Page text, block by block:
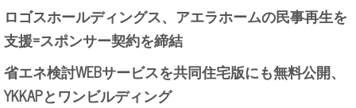
ロゴスホールディングス、アエラホームの民事再生を
支援=スポンサー契約を締結
省エネ検討WEBサービスを共同住宅版にも無料公開、
YKKAPとワンビルディング